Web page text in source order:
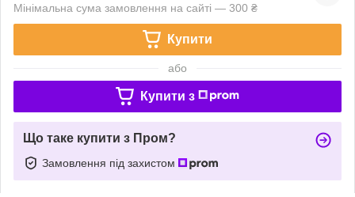
Мінімальна сума замовлення на сайті — 300 ₴
Купити
або
Купити з
Що таке купити з Пром?
Замовлення під захистом